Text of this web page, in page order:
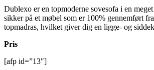
Dublexo er en topmoderne sovesofa i en
sikker på et møbel som er 100% gennemført
topmadras, hvilket giver dig en ligge- og
Pris
[afp id=”13″]